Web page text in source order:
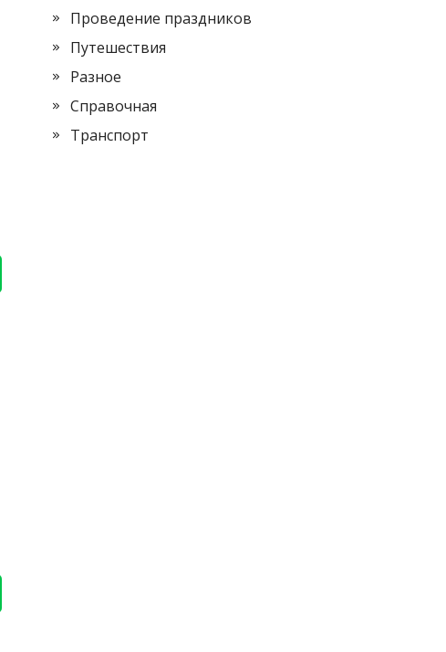
Проведение праздников
Путешествия
Разное
Справочная
Транспорт